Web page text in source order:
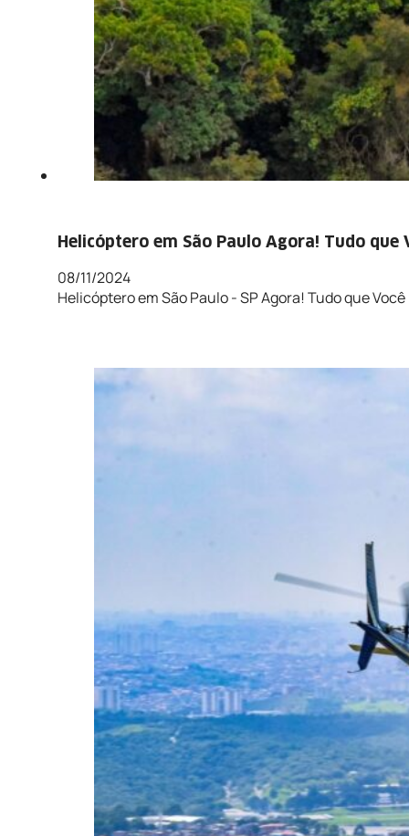
Helicóptero em São Paulo Agora! Tudo
08/11/2024
Helicóptero em São Paulo - SP Agora! Tudo que